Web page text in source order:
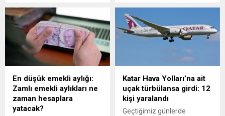
dünya gençleri adına
Cumhurbaşkanı Recep
Tayyip Erdoğan’a onur ödülü
takdim edilecek.
En düşük emekli aylığı:
Zamlı emekli aylıkları ne
zaman hesaplara
yatacak?
Katar Hava Yolları’na ait
uçak türbülansa girdi: 12
kişi yaralandı
Geçtiğimiz günlerde